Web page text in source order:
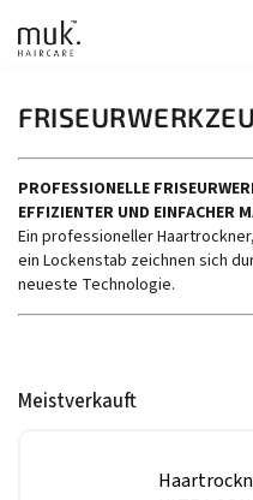
PROFESSIONELLE
EFFIZIENTER UND EINFACHER
Ein professioneller
ein Lockenstab zeichnen sich
neueste Technologie.
Meistverkauft